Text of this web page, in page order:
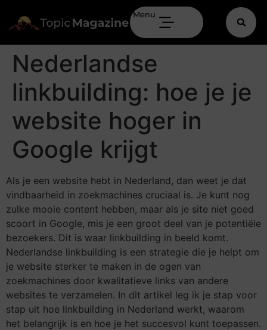
Menu
Nederlandse
linkbuilding: hoe je je
website hoger in
Google krijgt
Als je een website hebt in Nederland, dan weet je dat
vindbaarheid in zoekmachines cruciaal is. Je kunt nog
zulke mooie content hebben, maar als je site niet goed
scoort in Google, mis je een groot deel van je potentiële
bezoekers. Dit is waar linkbuilding in beeld komt.
Nederlandse linkbuilding is een strategie die je helpt om
je website sterker te maken in de ogen van
zoekmachines door kwalitatieve links van andere
websites te verzamelen. In dit artikel leg ik je stap voor
stap uit hoe linkbuilding in Nederland werkt, waarom
het belangrijk is en hoe je het succesvol kunt toepassen.